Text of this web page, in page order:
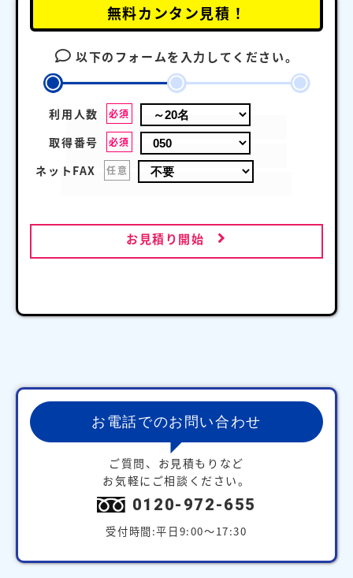
無料カンタン見積！
以下のフォームを入力してください。
利用人数 必須
取得番号 必須
ネットFAX 任意
お見積り開始
お電話でのお問い合わせ
ご質問、お見積もりなど
お気軽にご相談ください。
0120-972-655
受付時間:平日9:00～17:30